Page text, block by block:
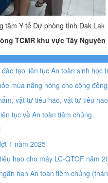
tâm Y tế Dự phòng tỉnh Dak Lak
TCMR khu vực Tây Nguyên
tạo liên tục An toàn sinh
mùa nắng nóng cho cộng
vật tư tiêu hao, vật tư tiêu
tục về An toàn tiêm chủng
1 năm 2025
hao cho máy LC-QTOF năm
hạn An toàn tiêm chủng